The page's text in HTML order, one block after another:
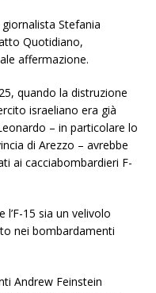
Stefania
Quotidiano,
affermazione.
quando la distruzione
israeliano era già
– in particolare lo
di Arezzo – avrebbe
ai cacciabombardieri F-
l’F-15 sia un velivolo
nei bombardamenti
Andrew Feinstein